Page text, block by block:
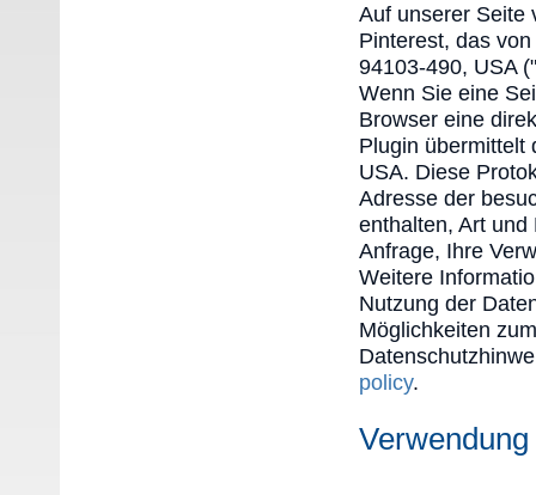
Auf unserer Seite
Pinterest, das
94103-490, USA
Wenn Sie eine
Browser eine
Plugin übermittelt
USA. Diese
Adresse der
enthalten, Art
Anfrage, Ihre
Weitere
Nutzung der
Möglichkeiten
policy.